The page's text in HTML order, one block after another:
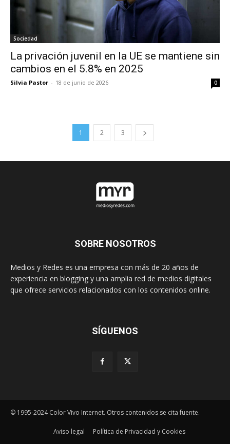
Sociedad
La privación juvenil en la UE se mantiene sin
cambios en el 5.8% en 2025
Silvia Pastor - 18 de junio de 2026 0
1 2 3
SOBRE NOSOTROS
Medios y Redes es una empresa con más de 20 años de
experiencia en blogging y una amplia red de medios digitales
que ofrece servicios relacionados con los contenidos online.
SÍGUENOS
© 1995-2024 Color Vivo Internet. Otros contenidos se cita fuente.
Aviso legal Política de Privacidad y Cookies